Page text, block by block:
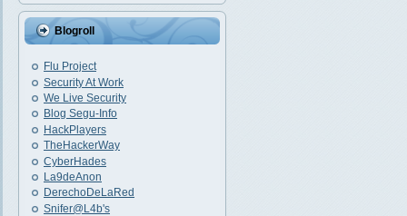
Blogroll
Flu Project
Security At Work
We Live Security
Blog Segu-Info
HackPlayers
TheHackerWay
CyberHades
La9deAnon
DerechoDeLaRed
Snifer@L4b's